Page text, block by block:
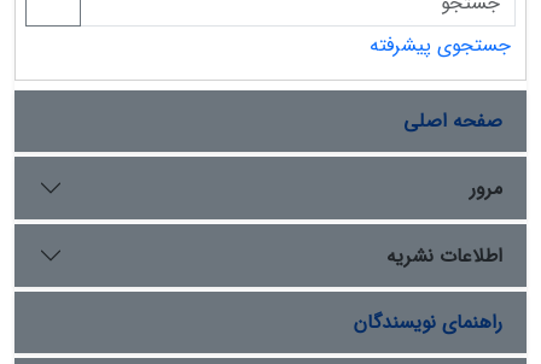
جستجوی پیشرفته
صفحه اصلی
مرور
اطلاعات نشریه
راهنمای نویسندگان